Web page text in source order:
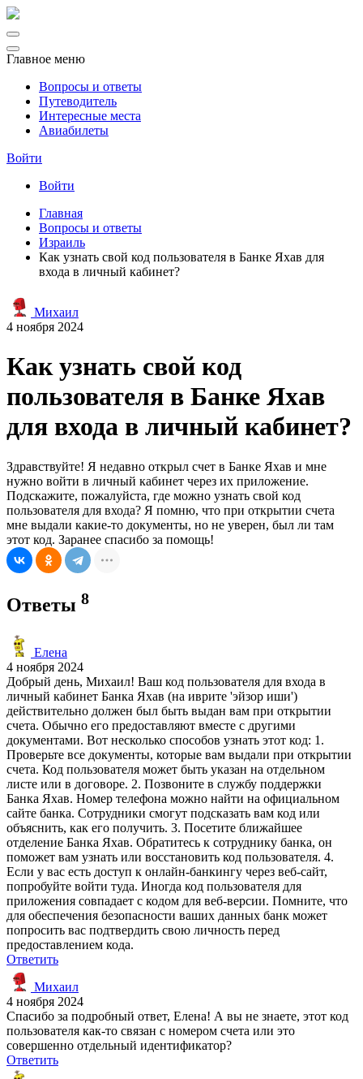
Главное меню
Вопросы и ответы
Путеводитель
Интересные места
Авиабилеты
Войти
Войти
Главная
Вопросы и ответы
Израиль
Как узнать свой код пользователя в Банке Яхав для
входа в личный кабинет?
Михаил
4 ноября 2024
Как узнать свой код
пользователя в Банке Яхав
для входа в личный кабинет?
Здравствуйте! Я недавно открыл счет в Банке Яхав и мне
нужно войти в личный кабинет через их приложение.
Подскажите, пожалуйста, где можно узнать свой код
пользователя для входа? Я помню, что при открытии счета
мне выдали какие-то документы, но не уверен, был ли там
этот код. Заранее спасибо за помощь!
Ответы 8
Елена
4 ноября 2024
Добрый день, Михаил! Ваш код пользователя для входа в
личный кабинет Банка Яхав (на иврите 'эйзор иши')
действительно должен был быть выдан вам при открытии
счета. Обычно его предоставляют вместе с другими
документами. Вот несколько способов узнать этот код: 1.
Проверьте все документы, которые вам выдали при открытии
счета. Код пользователя может быть указан на отдельном
листе или в договоре. 2. Позвоните в службу поддержки
Банка Яхав. Номер телефона можно найти на официальном
сайте банка. Сотрудники смогут подсказать вам код или
объяснить, как его получить. 3. Посетите ближайшее
отделение Банка Яхав. Обратитесь к сотруднику банка, он
поможет вам узнать или восстановить код пользователя. 4.
Если у вас есть доступ к онлайн-банкингу через веб-сайт,
попробуйте войти туда. Иногда код пользователя для
приложения совпадает с кодом для веб-версии. Помните, что
для обеспечения безопасности ваших данных банк может
попросить вас подтвердить свою личность перед
предоставлением кода.
Ответить
Михаил
4 ноября 2024
Спасибо за подробный ответ, Елена! А вы не знаете, этот код
пользователя как-то связан с номером счета или это
совершенно отдельный идентификатор?
Ответить